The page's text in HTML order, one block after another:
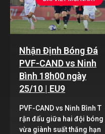
Nhận Định Bóng Đá
PVF-CAND vs Ninh
Bình 18h00 ngày
25/10 | EU9
PVF-CAND vs Ninh Bình T
rận đấu giữa hai đội bóng
vừa giành suất thăng hạn